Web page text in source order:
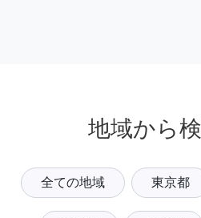
地域から
全ての地域 東京都